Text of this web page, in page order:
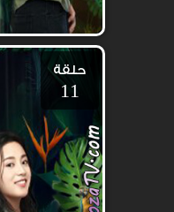
حلقة
11